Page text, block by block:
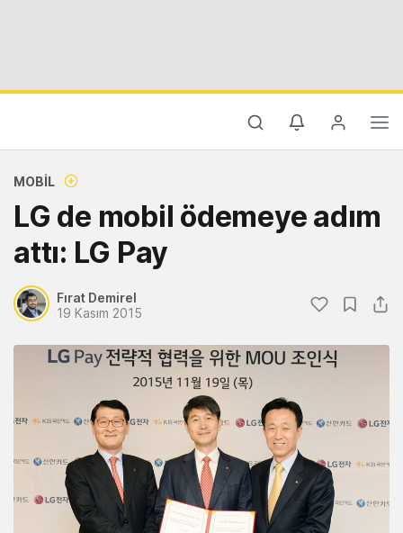
MOBIL
LG de mobil ödemeye adım
attı: LG Pay
Fırat Demirel
19 Kasım 2015